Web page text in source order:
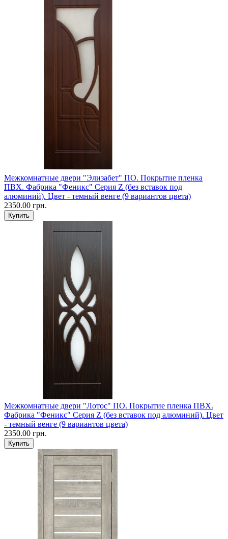
Межкомнатные двери "Элизабет" ПО. Покрытие пленка
ПВХ. Фабрика "Феникс" Серия Z (без вставок под
алюминий). Цвет - темный венге (9 вариантов цвета)
2350.00 грн.
Межкомнатные двери "Лотос" ПО. Покрытие пленка ПВХ.
Фабрика "Феникс" Серия Z (без вставок под алюминий). Цвет
- темный венге (9 вариантов цвета)
2350.00 грн.